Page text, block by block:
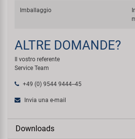
Imballaggio
ALTRE DOMANDE?
Il vostro referente
Service Team
+49 (0) 9544 9444--45
Invia una e-mail
Downloads